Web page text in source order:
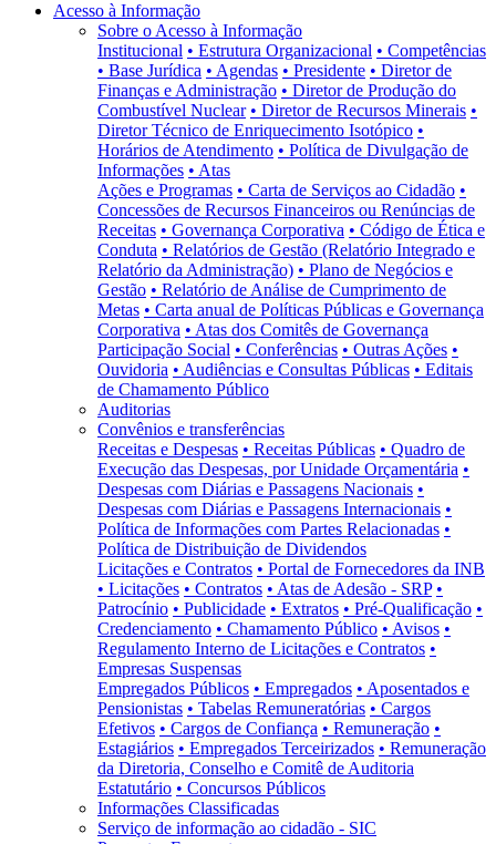
Acesso à Informação
Sobre o Acesso à Informação
Institucional • Estrutura Organizacional • Competências
• Base Jurídica • Agendas • Presidente • Diretor de
Finanças e Administração • Diretor de Produção do
Combustível Nuclear • Diretor de Recursos Minerais •
Diretor Técnico de Enriquecimento Isotópico •
Horários de Atendimento • Política de Divulgação de
Informações • Atas
Ações e Programas • Carta de Serviços ao Cidadão •
Concessões de Recursos Financeiros ou Renúncias de
Receitas • Governança Corporativa • Código de Ética e
Conduta • Relatórios de Gestão (Relatório Integrado e
Relatório da Administração) • Plano de Negócios e
Gestão • Relatório de Análise de Cumprimento de
Metas • Carta anual de Políticas Públicas e Governança
Corporativa • Atas dos Comitês de Governança
Participação Social • Conferências • Outras Ações •
Ouvidoria • Audiências e Consultas Públicas • Editais
de Chamamento Público
Auditorias
Convênios e transferências
Receitas e Despesas • Receitas Públicas • Quadro de
Execução das Despesas, por Unidade Orçamentária •
Despesas com Diárias e Passagens Nacionais •
Despesas com Diárias e Passagens Internacionais •
Política de Informações com Partes Relacionadas •
Política de Distribuição de Dividendos
Licitações e Contratos • Portal de Fornecedores da INB
• Licitações • Contratos • Atas de Adesão - SRP •
Patrocínio • Publicidade • Extratos • Pré-Qualificação •
Credenciamento • Chamamento Público • Avisos •
Regulamento Interno de Licitações e Contratos •
Empresas Suspensas
Empregados Públicos • Empregados • Aposentados e
Pensionistas • Tabelas Remuneratórias • Cargos
Efetivos • Cargos de Confiança • Remuneração •
Estagiários • Empregados Terceirizados • Remuneração
da Diretoria, Conselho e Comitê de Auditoria
Estatutário • Concursos Públicos
Informações Classificadas
Serviço de informação ao cidadão - SIC